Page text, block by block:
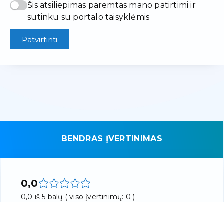
Šis atsiliepimas paremtas mano patirtimi ir
sutinku su portalo taisyklėmis
Patvirtinti
BENDRAS ĮVERTINIMAS
0,0
0,0 iš 5 balų ( viso įvertinimų: 0 )